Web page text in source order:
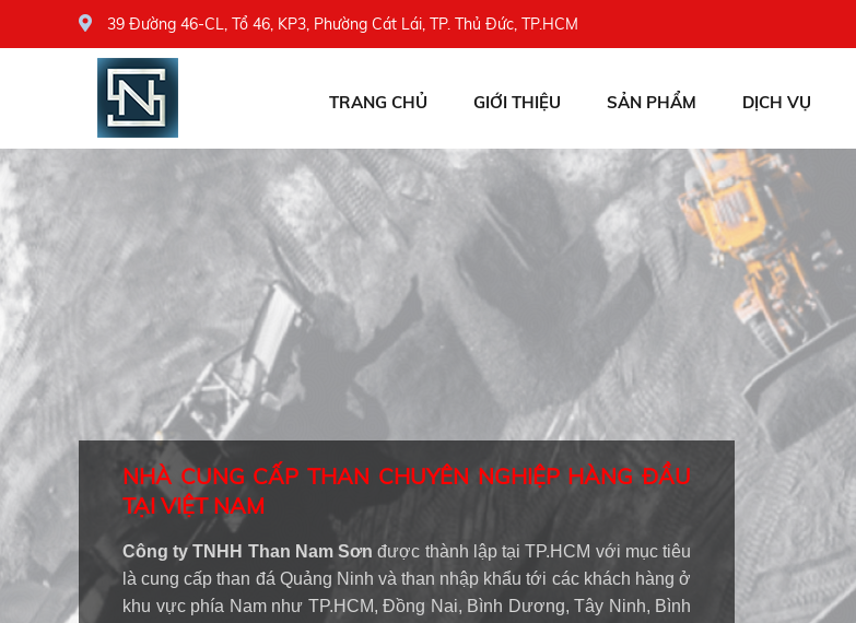
39 Đường 46-CL, Tổ 46, KP3, Phường Cát Lái, TP. Thủ Đức, TP.HCM
TRANG CHỦ GIỚI THIỆU SẢN PHẨM DỊCH VỤ
NHÀ CUNG CẤP THAN CHUYÊN NGHIỆP HÀNG ĐẦU
TẠI VIỆT NAM
Công ty TNHH Than Nam Sơnđược thành lập tại TP.HCM với mục tiêu
là cung cấp than đá Quảng Ninh và than nhập khẩu tới các khách hàng ở
khu vực phía Nam như TP.HCM, Đồng Nai, Bình Dương, Tây Ninh, Bình